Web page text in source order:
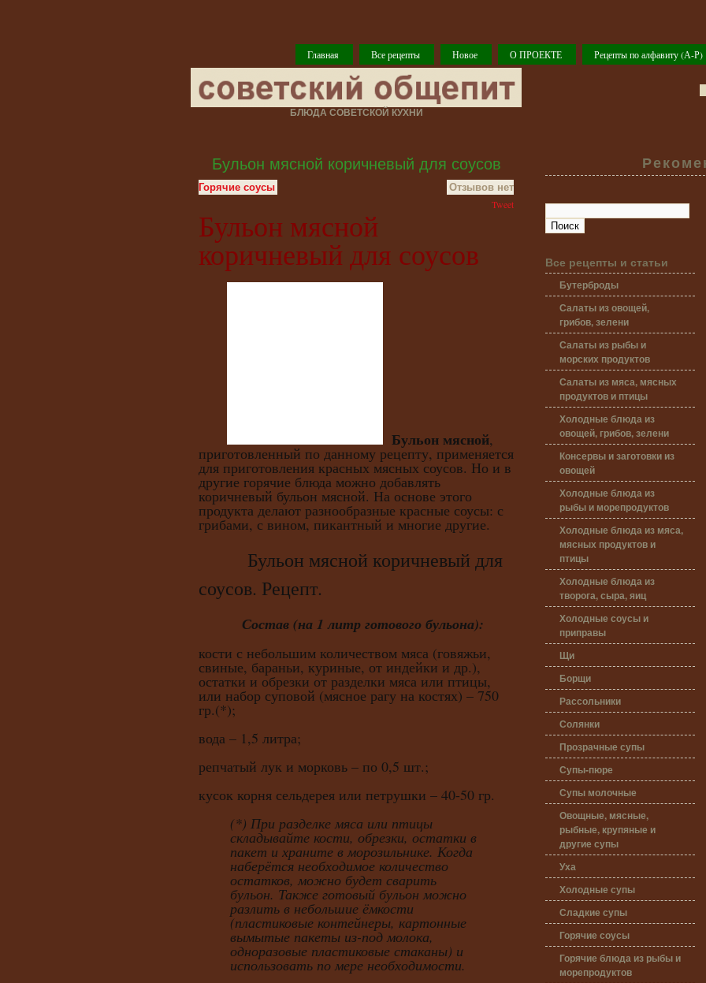
Главная Все рецепты Новое О ПРОЕКТЕ Рецепты по алфавиту (А-Р)
БЛЮДА СОВЕТСКОЙ КУХНИ
Бульон мясной коричневый для соусов
Горячие соусы Отзывов нет
Tweet
Бульон мясной
коричневый для соусов
Бульон мясной,
приготовленный по данному рецепту, применяется
для приготовления красных мясных соусов. Но и в
другие горячие блюда можно добавлять
коричневый бульон мясной. На основе этого
продукта делают разнообразные красные соусы: с
грибами, с вином, пикантный и многие другие.
Бульон мясной коричневый для
соусов. Рецепт.
Состав (на 1 литр готового бульона):
кости с небольшим количеством мяса (говяжьи,
свиные, бараньи, куриные, от индейки и др.),
остатки и обрезки от разделки мяса или птицы,
или набор суповой (мясное рагу на костях) – 750
гр.(*);
вода – 1,5 литра;
репчатый лук и морковь – по 0,5 шт.;
кусок корня сельдерея или петрушки – 40-50 гр.
(*) При разделке мяса или птицы
складывайте кости, обрезки, остатки в
пакет и храните в морозильнике. Когда
наберётся необходимое количество
остатков, можно будет сварить
бульон. Также готовый бульон можно
разлить в небольшие ёмкости
(пластиковые контейнеры, картонные
вымытые пакеты из-под молока,
одноразовые пластиковые стаканы) и
использовать по мере необходимости.
Все рецепты и статьи
Бутерброды
Салаты из овощей,
грибов, зелени
Салаты из рыбы и
морских продуктов
Салаты из мяса, мясных
продуктов и птицы
Холодные блюда из
овощей, грибов, зелени
Консервы и заготовки из
овощей
Холодные блюда из
рыбы и морепродуктов
Холодные блюда из мяса,
мясных продуктов и
птицы
Холодные блюда из
творога, сыра, яиц
Холодные соусы и
приправы
Щи
Борщи
Рассольники
Солянки
Прозрачные супы
Супы-пюре
Супы молочные
Овощные, мясные,
рыбные, крупяные и
другие супы
Уха
Холодные супы
Сладкие супы
Горячие соусы
Горячие блюда из рыбы и
морепродуктов